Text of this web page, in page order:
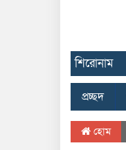
শিরোনাম
প্রচ্ছদ
হোম